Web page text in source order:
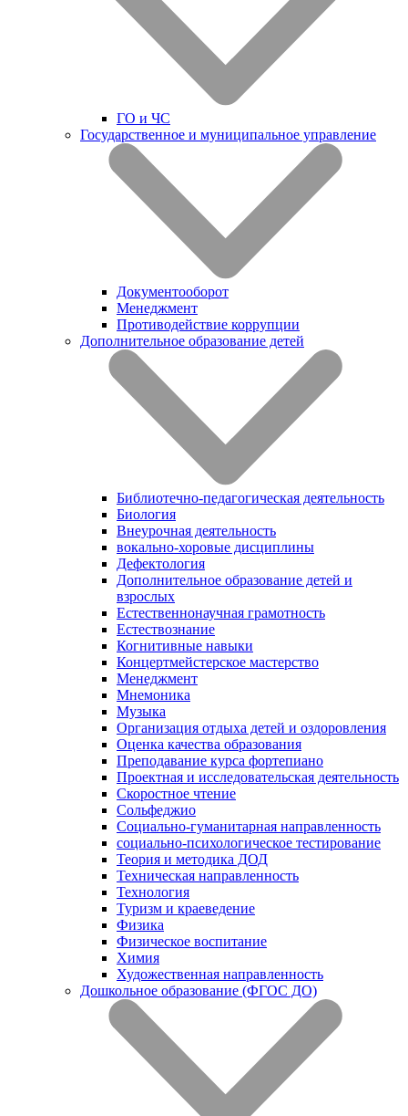
ГО и ЧС
Государственное и муниципальное управление
Документооборот
Менеджмент
Противодействие коррупции
Дополнительное образование детей
Библиотечно-педагогическая деятельность
Биология
Внеурочная деятельность
вокально-хоровые дисциплины
Дефектология
Дополнительное образование детей и
взрослых
Естественнонаучная грамотность
Естествознание
Когнитивные навыки
Концертмейстерское мастерство
Менеджмент
Мнемоника
Музыка
Организация отдыха детей и оздоровления
Оценка качества образования
Преподавание курса фортепиано
Проектная и исследовательская деятельность
Скоростное чтение
Сольфеджио
Социально-гуманитарная направленность
социально-психологическое тестирование
Теория и методика ДОД
Техническая направленность
Технология
Туризм и краеведение
Физика
Физическое воспитание
Химия
Художественная направленность
Дошкольное образование (ФГОС ДО)